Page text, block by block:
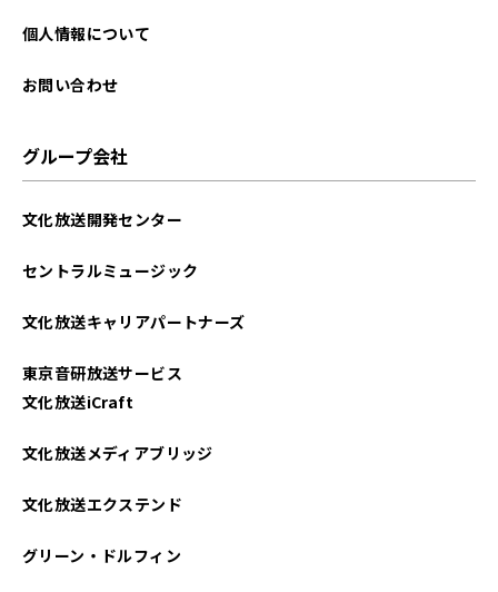
2025年09月
2025年06月
2025年01月
2024年12月
2024年11月
個人情報について
お問い合わせ
グループ会社
文化放送開発センター
セントラルミュージック
文化放送キャリアパートナーズ
東京音研放送サービス
文化放送iCraft
文化放送メディアブリッジ
文化放送エクステンド
グリーン・ドルフィン